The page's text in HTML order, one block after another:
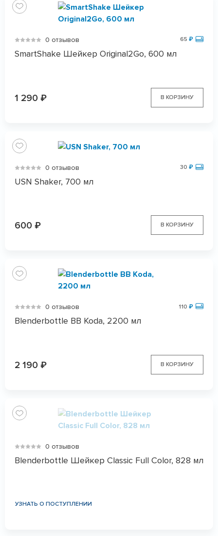
0 отзывов 65 ₽
SmartShake Шейкер Original2Go, 600 мл
1 290 ₽ В КОРЗИНУ
0 отзывов 30 ₽
USN Shaker, 700 мл
600 ₽ В КОРЗИНУ
0 отзывов 110 ₽
Blenderbottle BB Koda, 2200 мл
2 190 ₽ В КОРЗИНУ
0 отзывов
Blenderbottle Шейкер Classic Full Color, 828 мл
УЗНАТЬ О ПОСТУПЛЕНИИ